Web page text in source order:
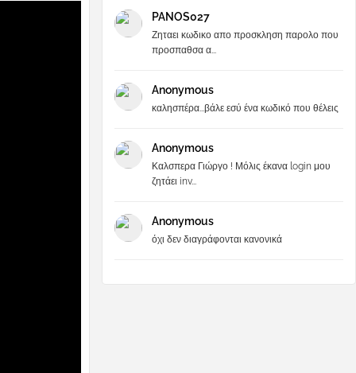
PANOS027
Ζηταει κωδικο απο προσκληση παρολο που
προσπαθσα α...
Anonymous
καλησπέρα...βάλε εσύ ένα κωδικό που θέλεις
Anonymous
Καλσπερα Γιώργο ! Μόλις έκανα login μου
ζητάει inv...
Anonymous
όχι δεν διαγράφονται κανονικά